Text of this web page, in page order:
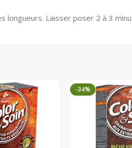
longueurs. Laisser poser 2 à 3
-34%